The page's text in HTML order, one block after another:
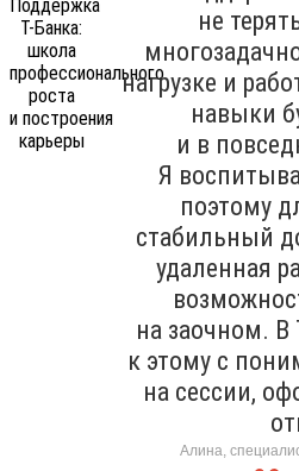
не
нагрузке и
навыки
и в
Я
поэтому
стабильный
удаленная
на заочном. В
к этому с
на сессии,
Алина,